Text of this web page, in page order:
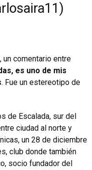
comentario entre
es uno de mis
. Fue un estereotipo de
de Escalada, sur del
ciudad al norte y
un 28 de diciembre
club donde también
socio fundador del